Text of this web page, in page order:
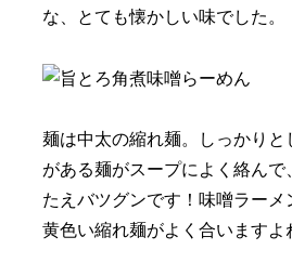
な、とても懐かしい味でした。
麺は中太の縮れ麺。しっかりと
がある麺がスープによく絡んで
たえバツグンです！味噌ラーメ
黄色い縮れ麺がよく合いますよ